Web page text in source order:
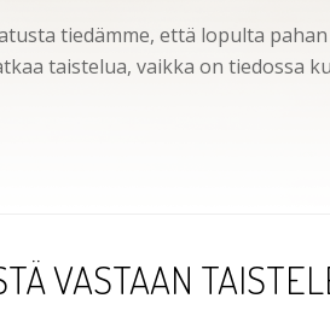
tiedämme, että lopulta
taistelua, vaikka on tiedossa
VASTAAN